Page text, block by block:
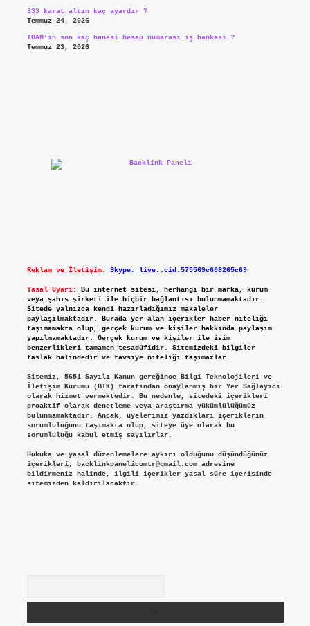
333 karat altın kaç ayardır ?
Temmuz 24, 2026
IBAN’ın son kaç hanesi hesap numarası iş bankası ?
Temmuz 23, 2026
Reklam ve İletişim: Skype: live:.cid.575569c608265c69
Yasal Uyarı:
Bu internet sitesi, herhangi bir marka, kurum
veya şahıs şirketi ile hiçbir bağlantısı bulunmamaktadır.
Sitede yalnızca kendi hazırladığımız makaleler
paylaşılmaktadır. Burada yer alan içerikler haber niteliği
taşımamakta olup, gerçek kurum ve kişiler hakkında paylaşım
yapılmamaktadır. Gerçek kurum ve kişiler ile isim
benzerlikleri tamamen tesadüfidir. Sitemizdeki bilgiler
taslak halindedir ve tavsiye niteliği taşımazlar.
Sitemiz, 5651 Sayılı Kanun gereğince Bilgi Teknolojileri ve
İletişim Kurumu (BTK) tarafından onaylanmış bir Yer Sağlayıcı
olarak hizmet vermektedir. Bu nedenle, sitedeki içerikleri
proaktif olarak denetleme veya araştırma yükümlülüğümüz
bulunmamaktadır. Ancak, üyelerimiz yazdıkları içeriklerin
sorumluluğunu taşımakta olup, siteye üye olarak bu
sorumluluğu kabul etmiş sayılırlar.
Hukuka ve yasal düzenlemelere aykırı olduğunu düşündüğünüz
içerikleri, backlinkpanelicomtr@gmail.comadresine
bildirmeniz halinde, ilgili içerikler yasal süre içerisinde
sitemizden kaldırılacaktır.